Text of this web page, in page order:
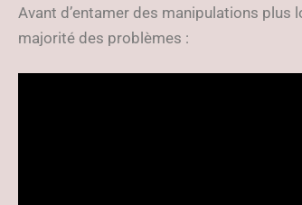
Avant d’entamer des manipulations
majorité des problèmes :